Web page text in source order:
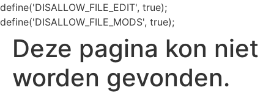
define('DISALLOW_FILE_EDIT', true);
define('DISALLOW_FILE_MODS', true);
Deze pagina kon niet
worden gevonden.